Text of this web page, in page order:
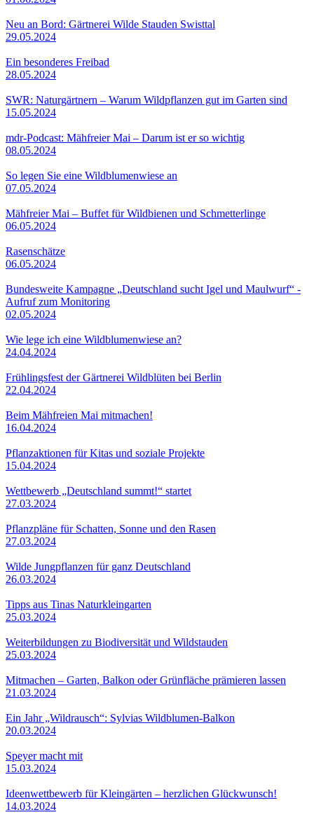
Neu an Bord: Gärtnerei Wilde Stauden Swisttal
29.05.2024
Ein besonderes Freibad
28.05.2024
SWR: Naturgärtnern – Warum Wildpflanzen gut im Garten sind
15.05.2024
mdr-Podcast: Mähfreier Mai – Darum ist er so wichtig
08.05.2024
So legen Sie eine Wildblumenwiese an
07.05.2024
Mähfreier Mai – Buffet für Wildbienen und Schmetterlinge
06.05.2024
Rasenschätze
06.05.2024
Bundesweite Kampagne „Deutschland sucht Igel und Maulwurf“ -
Aufruf zum Monitoring
02.05.2024
Wie lege ich eine Wildblumenwiese an?
24.04.2024
Frühlingsfest der Gärtnerei Wildblüten bei Berlin
22.04.2024
Beim Mähfreien Mai mitmachen!
16.04.2024
Pflanzaktionen für Kitas und soziale Projekte
15.04.2024
Wettbewerb „Deutschland summt!“ startet
27.03.2024
Pflanzpläne für Schatten, Sonne und den Rasen
27.03.2024
Wilde Jungpflanzen für ganz Deutschland
26.03.2024
Tipps aus Tinas Naturkleingarten
25.03.2024
Weiterbildungen zu Biodiversität und Wildstauden
25.03.2024
Mitmachen – Garten, Balkon oder Grünfläche prämieren lassen
21.03.2024
Ein Jahr „Wildrausch“: Sylvias Wildblumen-Balkon
20.03.2024
Speyer macht mit
15.03.2024
Ideenwettbewerb für Kleingärten – herzlichen Glückwunsch!
14.03.2024